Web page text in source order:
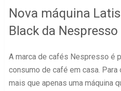
Nova máquina
Black da Nespresso
A marca de cafés Nespresso é
consumo de café em casa.
mais que apenas uma máquina